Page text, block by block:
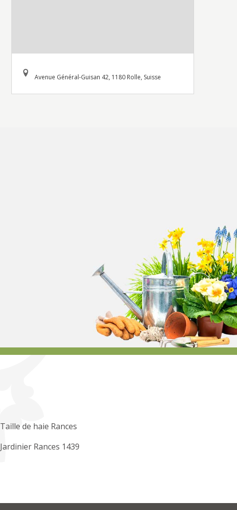
Avenue Général-Guisan 42, 1180 Rolle, Suisse
Taille de haie Rances
Jardinier Rances 1439